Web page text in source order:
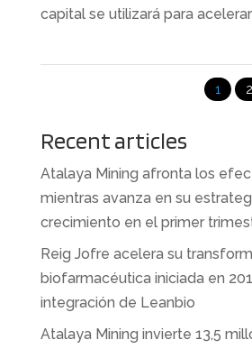
capital se utilizará para acelerar
1 2
Recent articles
Atalaya Mining afronta los
mientras avanza en su
crecimiento en el primer
Reig Jofre acelera su
biofarmacéutica iniciada en
integración de Leanbio
Atalaya Mining invierte 13,5